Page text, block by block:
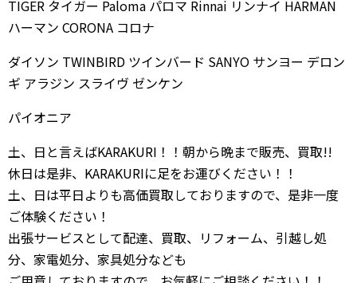
TIGER タイガー Paloma パロマ Rinnai リンナイ HARMAN
ハーマン CORONA コロナ
ダイソン TWINBIRD ツインバード SANYO サンヨー デロン
ギ アラジン スライヴ ゼンケン
パイオニア
土、日と言えばKARAKURI！！朝から晩まで販売、買取!!
休日は是非、KARAKURIに足をお運びください！！
土、日は平日よりも高価買取しておりますので、是非一度
ご体験ください！
出張サービスとして配達、買取、リフォーム、引越し処
分、家電処分、家具処分なども